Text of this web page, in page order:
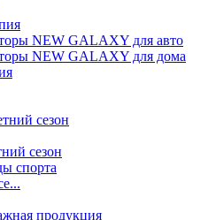
NEW GALAXY для авто
NEW GALAXY для дома
сезон
сезон
спорта
продукция